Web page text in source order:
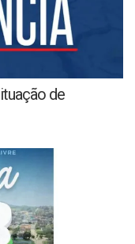
de